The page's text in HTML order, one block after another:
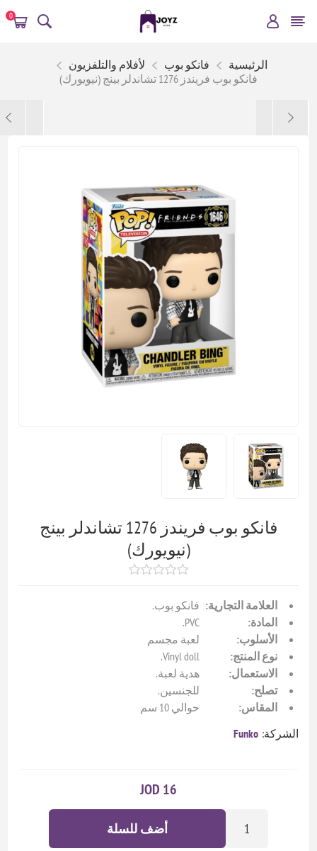
0
الرئيسية فانكو بوب
لأفلام والتلفزيون
فانكو بوب فريندز 1276 تشاندلر بينج (نيويورك)
فانكو بوب فريندز 1276 تشاندلر بينج
(نيويورك)
العلامة التجارية: فانكو بوب.
المادة:
PVC.
الأسلوب:
لعبة مجسم
نوع المنتج:
Vinyl doll.
الاستعمال:
هدية لعبة.
تصلح:
للجنسين.
المقاس:
حوالي 10 سم
الشركة: Funko
16 JOD
أضف للسلة